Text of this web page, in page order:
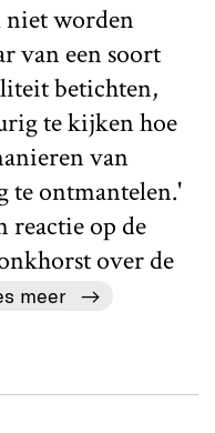
niet worden
van een soort
betichten,
te kijken hoe
van
te ontmantelen.'
reactie op de
over de
meer